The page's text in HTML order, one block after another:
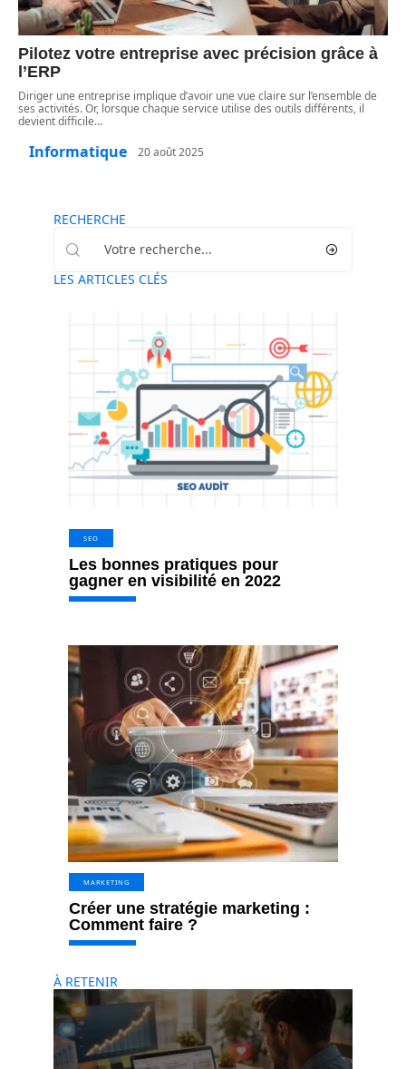
Pilotez votre entreprise avec précision grâce à
l’ERP
Diriger une entreprise implique d’avoir une vue claire sur l’ensemble de
ses activités. Or, lorsque chaque service utilise des outils différents, il
devient difficile…
Informatique 20 août 2025
RECHERCHE
LES ARTICLES CLÉS
SEO
Les bonnes pratiques pour
gagner en visibilité en 2022
MARKETING
Créer une stratégie marketing :
Comment faire ?
À RETENIR